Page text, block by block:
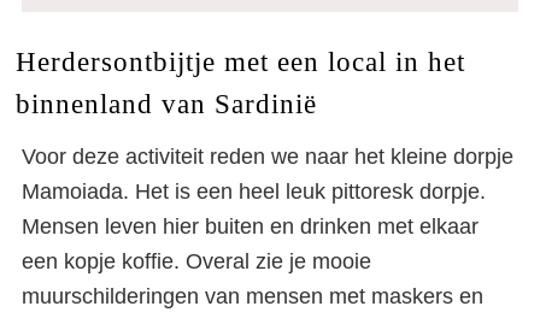
Herdersontbijtje met een local in het
binnenland van Sardinië
Voor deze activiteit reden we naar het kleine dorpje
Mamoiada. Het is een heel leuk pittoresk dorpje.
Mensen leven hier buiten en drinken met elkaar
een kopje koffie. Overal zie je mooie
muurschilderingen van mensen met maskers en